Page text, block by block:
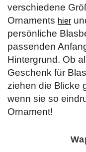
verschiedene
Ornaments hier
persönliche
passenden
Hintergrund. Ob
Geschenk für
ziehen die Blicke
wenn sie so
Ornament!